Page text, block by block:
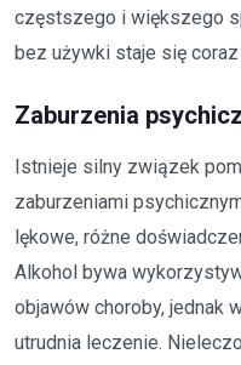
częstszego i większego
bez używki staje się
Zaburzenia
Istnieje silny związek
zaburzeniami
lękowe, różne
Alkohol bywa
objawów choroby, jednak
utrudnia leczenie.